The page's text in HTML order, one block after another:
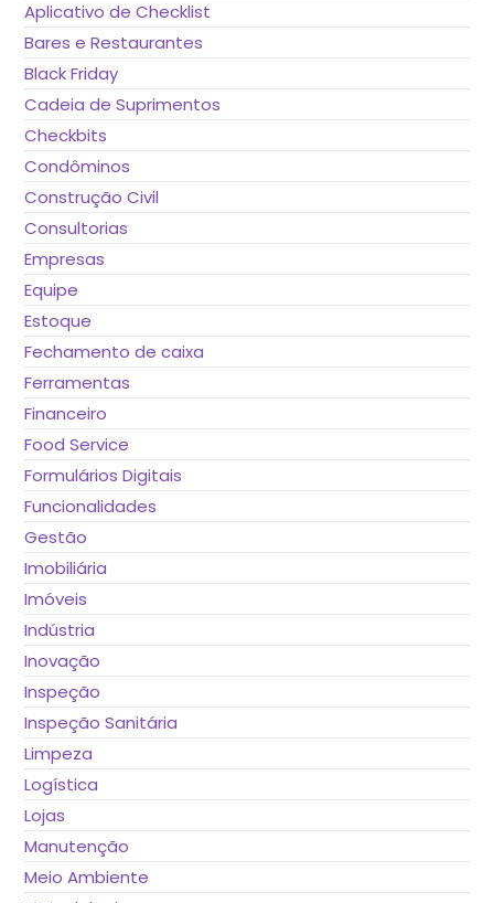
Aplicativo de Checklist
Bares e Restaurantes
Black Friday
Cadeia de Suprimentos
Checkbits
Condôminos
Construção Civil
Consultorias
Empresas
Equipe
Estoque
Fechamento de caixa
Ferramentas
Financeiro
Food Service
Formulários Digitais
Funcionalidades
Gestão
Imobiliária
Imóveis
Indústria
Inovação
Inspeção
Inspeção Sanitária
Limpeza
Logística
Lojas
Manutenção
Meio Ambiente